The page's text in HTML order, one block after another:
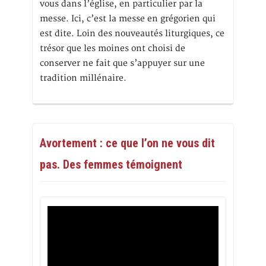
vous dans l’église, en particulier par la
messe. Ici, c’est la messe en grégorien qui
est dite. Loin des nouveautés liturgiques, ce
trésor que les moines ont choisi de
conserver ne fait que s’appuyer sur une
tradition millénaire.
Avortement : ce que l’on ne vous dit
pas. Des femmes témoignent